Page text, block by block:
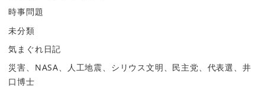
時事問題
未分類
気まぐれ日記
災害、NASA、人工地震、シリウス文明、民主党、代表選、井
口博士